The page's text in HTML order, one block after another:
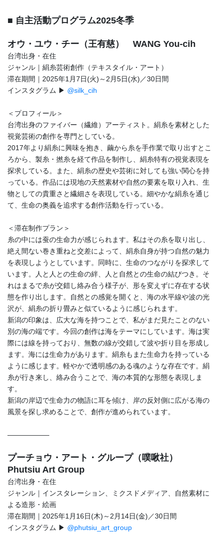
■ 自主活動プログラム2025冬季
オウ・ユウ・チー（王有慈） WANG You-cih
台湾出身・在住
ジャンル｜絹糸芸術創作（テキスタイル・アート）
滞在期間｜2025年1月7日(火)～2月5日(水)／30日間
インスタグラム ▶ @silk_cih
＜プロフィール＞
台湾出身のファイバー（繊維）アーティスト。絹糸を素材とした
視覚芸術の創作を専門としている。
2017年より絹糸に興味を抱き、繭から糸を手作業で取り出すとこ
ろから、製糸・撚糸を経て作品を制作し、絹糸特有の視覚表現を
探求している。また、絹糸の歴史や芸術に対しても強い関心を持
っている。作品には現地の天然素材や自然の要素を取り入れ、生
物としての貴重さと繊細さを表現している。細やかな絹糸を通じ
て、生命の奥義を追求する創作活動を行っている。
＜滞在制作プラン＞
糸の中には蚕の生命力が感じられます。私はその糸を取り出し、
絶え間ない巻き重ねと交差によって、絹糸自身が持つ自然の魅力
を表現しようとしています。同時に、生命のつながりを探求して
います。人と人との生命の絆、人と自然との生命の結びつき。そ
れはまるで糸が交錯し絡み合う様子が、形を変えずに存在する状
態を作り出します。自然との感覚を開くと、海の水平線や波の光
沢が、絹糸の折り畳みと似ているように感じられます。
新潟の印象は、広大な海を持つことで、私がまだ見たことのない
別の海の端です。今回の創作は海をテーマにしています。海は実
際には線を持っており、無数の線が交錯して波や折り目を形成し
ます。海には生命力があります。絹糸もまた生命力を持っている
ように感じます。軽やかで透明感のある魂のような存在です。絹
糸が行き来し、絡み合うことで、海の本質的な形態を表現しま
す。
新潟の岸辺で生命力の物語に耳を傾け、岸の反対側に広がる海の
風景を探し求めることで、創作が進められています。
――――――
プーチョウ・アート・グループ（噗啾社）
Phutsiu Art Group
台湾出身・在住
ジャンル｜インスタレーション、ミクスドメディア、自然素材に
よる造形・絵画
滞在期間｜2025年1月16日(木)～2月14日(金)／30日間
インスタグラム ▶ @phutsiu_art_group